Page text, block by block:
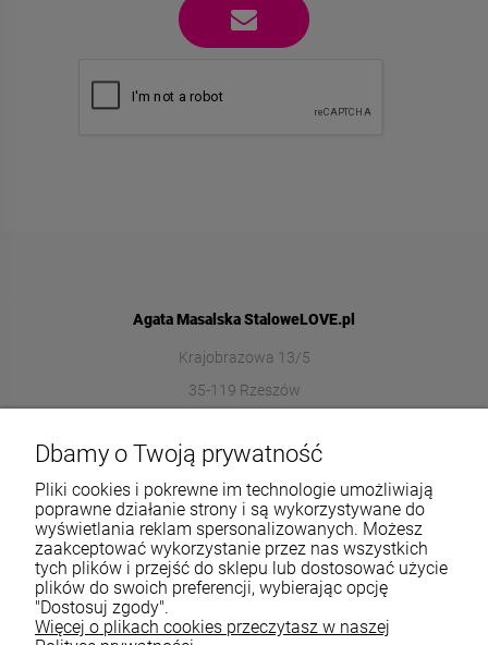
Agata Masalska StaloweLOVE.pl
Krajobrazowa 13/5
35-119 Rzeszów
572989669
Informacje
O nas
TWOJE KONTO
Dbamy o Twoją prywatność
Pliki cookies i pokrewne im technologie umożliwiają
poprawne działanie strony i są wykorzystywane do
wyświetlania reklam spersonalizowanych. Możesz
zaakceptować wykorzystanie przez nas wszystkich
tych plików i przejść do sklepu lub dostosować użycie
plików do swoich preferencji, wybierając opcję
"Dostosuj zgody".
Więcej o plikach cookies przeczytasz w naszej